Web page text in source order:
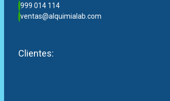
999 014 114
ventas@alquimialab.com
Clientes: